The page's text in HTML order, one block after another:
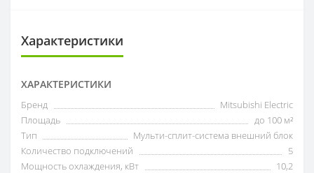
Характеристики
ХАРАКТЕРИСТИКИ
Бренд
Mitsubishi Electric
Площадь
до 100 м²
Тип
Мульти-сплит-система внешний блок
Количество подключений
5
Мощность охлаждения, кВт
10,2